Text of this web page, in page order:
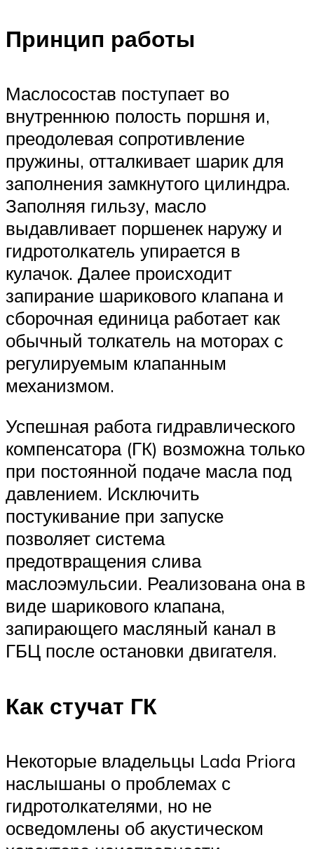
Принцип работы
Маслосостав поступает во
внутреннюю полость поршня и,
преодолевая сопротивление
пружины, отталкивает шарик для
заполнения замкнутого цилиндра.
Заполняя гильзу, масло
выдавливает поршенек наружу и
гидротолкатель упирается в
кулачок. Далее происходит
запирание шарикового клапана и
сборочная единица работает как
обычный толкатель на моторах с
регулируемым клапанным
механизмом.
Успешная работа гидравлического
компенсатора (ГК) возможна только
при постоянной подаче масла под
давлением. Исключить
постукивание при запуске
позволяет система
предотвращения слива
маслоэмульсии. Реализована она в
виде шарикового клапана,
запирающего масляный канал в
ГБЦ после остановки двигателя.
Как стучат ГК
Некоторые владельцы Lada Priora
наслышаны о проблемах с
гидротолкателями, но не
осведомлены об акустическом